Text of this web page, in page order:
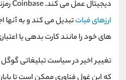
دیجیتال عمل می کند.Coinbase
ارزهای فیاتتبدیل می‌ کند و به آنها
‌های خود را مانند کارت بدهی یا
تغییر اخیر در سیاست تبلیغاتی گوگل